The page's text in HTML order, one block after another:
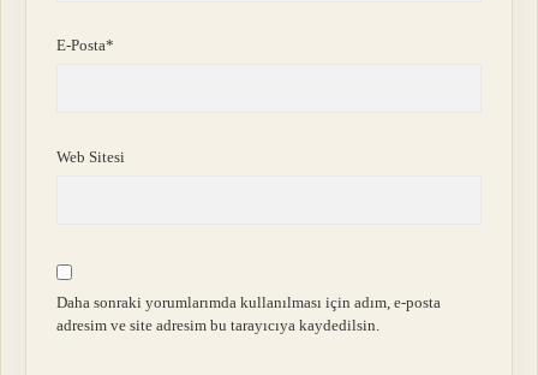
E-Posta*
Web Sitesi
Daha sonraki yorumlarımda kullanılması için adım, e-posta
adresim ve site adresim bu tarayıcıya kaydedilsin.